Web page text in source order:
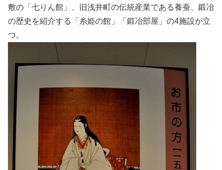
敷の「七りん館」、旧浅井町の伝統産業である養蚕、鍛冶
の歴史を紹介する「糸姫の館」「鍛冶部屋」の4施設が立
つ。